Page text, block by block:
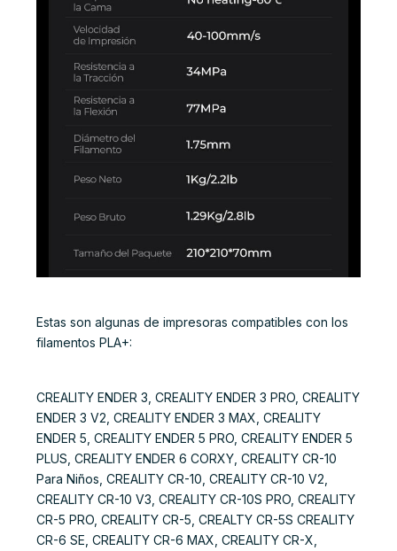
Estas son algunas de impresoras compatibles con los
filamentos PLA+:
CREALITY ENDER 3, CREALITY ENDER 3 PRO, CREALITY
ENDER 3 V2, CREALITY ENDER 3 MAX, CREALITY
ENDER 5, CREALITY ENDER 5 PRO, CREALITY ENDER 5
PLUS, CREALITY ENDER 6 CORXY, CREALITY CR-10
Para Niños, CREALITY CR-10, CREALITY CR-10 V2,
CREALITY CR-10 V3, CREALITY CR-10S PRO, CREALITY
CR-5 PRO, CREALITY CR-5, CREALTY CR-5S CREALITY
CR-6 SE, CREALITY CR-6 MAX, CREALITY CR-X,